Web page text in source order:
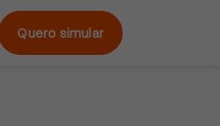
Quero simular